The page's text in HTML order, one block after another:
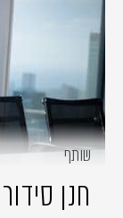
שותף
חנן סידור